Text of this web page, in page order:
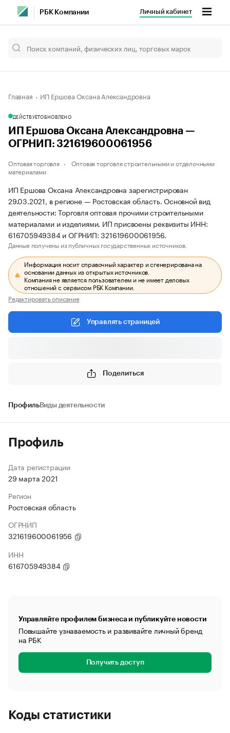
РБК Компании Личный кабинет
Главная ИП Ершова Оксана Александровна
ДЕЙСТВУЕТОБНОВЛЕНО
ИП Ершова Оксана Александровна —
ОГРНИП: 321619600061956
Оптовая торговля
Оптовая торговля строительными и отделочными
материалами
ИП Ершова Оксана Александровна зарегистрирован
29.03.2021, в регионе — Ростовская область. Основной вид
деятельности: Торговля оптовая прочими строительными
материалами и изделиями. ИП присвоены реквизиты ИНН:
616705949384 и ОГРНИП: 321619600061956.
Данные получены из публичных государственных источников.
Информация носит справочный характер и сгенерирована на
основании данных из открытых источников.
Компания не является пользователем и не имеет деловых
отношений с сервисом РБК Компании.
Редактировать описание
Управлять страницей
Поделиться
ПрофильВиды деятельности
Профиль
Дата регистрации
29 марта 2021
Регион
Ростовская область
ОГРНИП
321619600061956
ИНН
616705949384
Управляйте профилем бизнеса и публикуйте новости
Повышайте узнаваемость и развивайте личный бренд
на РБК
Получить доступ
Коды статистики